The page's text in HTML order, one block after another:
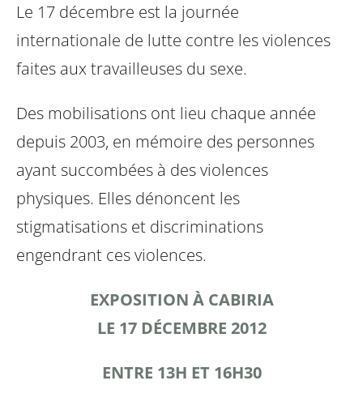
Le 17 décembre est la journée
internationale de lutte contre les violences
faites aux travailleuses du sexe.
Des mobilisations ont lieu chaque année
depuis 2003, en mémoire des personnes
ayant succombées à des violences
physiques. Elles dénoncent les
stigmatisations et discriminations
engendrant ces violences.
EXPOSITION À CABIRIA
LE 17 DÉCEMBRE 2012
ENTRE 13H ET 16H30